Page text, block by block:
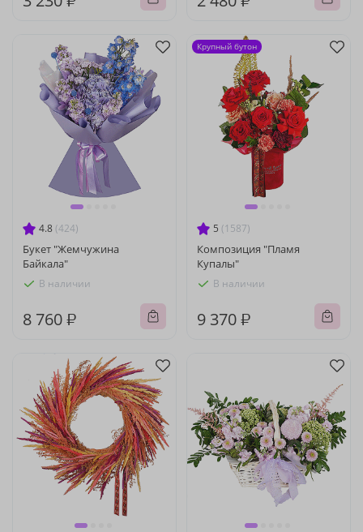
4.8 (424)
Букет "Жемчужина
Байкала"
В наличии
8 760 ₽
5 (1587)
Композиция "Пламя
Купалы"
В наличии
9 370 ₽
Крупный бутон